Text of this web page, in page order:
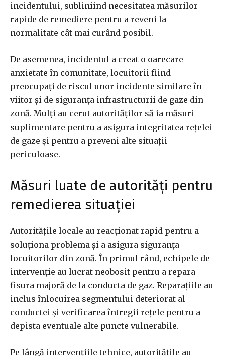
incidentului, subliniind necesitatea măsurilor
rapide de remediere pentru a reveni la
normalitate cât mai curând posibil.
De asemenea, incidentul a creat o oarecare
anxietate în comunitate, locuitorii fiind
preocupați de riscul unor incidente similare în
viitor și de siguranța infrastructurii de gaze din
zonă. Mulți au cerut autorităților să ia măsuri
suplimentare pentru a asigura integritatea rețelei
de gaze și pentru a preveni alte situații
periculoase.
Măsuri luate de autorități pentru
remedierea situației
Autoritățile locale au reacționat rapid pentru a
soluționa problema și a asigura siguranța
locuitorilor din zonă. În primul rând, echipele de
intervenție au lucrat neobosit pentru a repara
fisura majoră de la conducta de gaz. Reparațiile au
inclus înlocuirea segmentului deteriorat al
conductei și verificarea întregii rețele pentru a
depista eventuale alte puncte vulnerabile.
Pe lângă intervențiile tehnice, autoritățile au